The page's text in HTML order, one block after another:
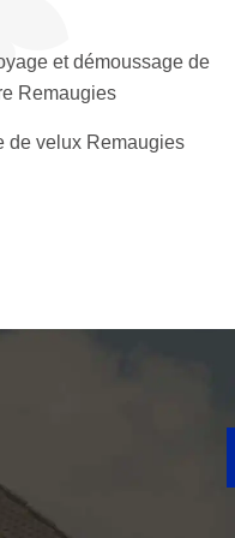
et démoussage de
Remaugies
de velux Remaugies